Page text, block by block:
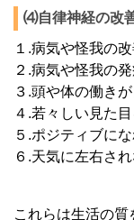
⑷自律神経の改
１.病気や怪我の
２.病気や怪我の
３.頭や体の働き
４.若々しい見た
５.ポジティブに
６.天気に左右さ
これらは生活の質